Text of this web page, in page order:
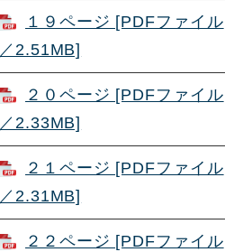
１９ページ [PDFファイル
／2.51MB]
２０ページ [PDFファイル
／2.33MB]
２１ページ [PDFファイル
／2.31MB]
２２ページ [PDFファイル